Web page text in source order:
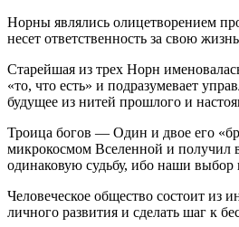
Норны являлись олицетворением
несет ответственность за свою
Старейшая из трех Норн
«то, что есть» и подразумевает
будущее из нитей прошлого и
Троица богов — Один и двое его
микрокосмом Вселенной и получил
одинаковую судьбу, ибо наши
Человеческое общество состоит из
личного развития и сделать шаг к